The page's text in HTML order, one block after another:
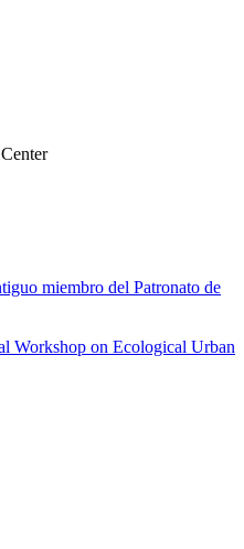
miembro del Patronato de
Workshop on Ecological Urban